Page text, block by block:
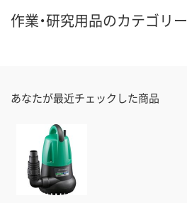
作業・研究用品のカテゴリー
あなたが最近チェックした商品